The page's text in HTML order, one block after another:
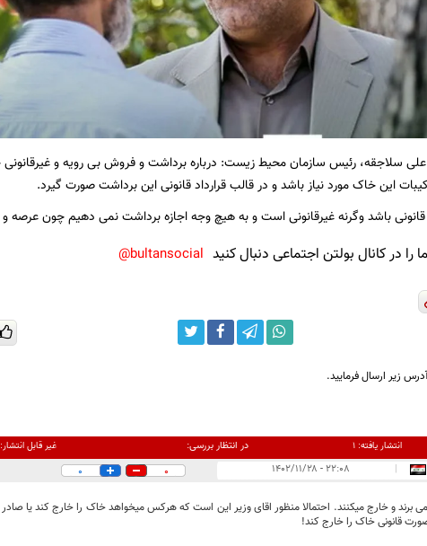
علی سلاجقه، رئیس سازمان محیط زیست: درباره برداشت و فروش بی رویه و
این خاک مورد نیاز باشد و در قالب قرارداد قانونی این برداشت صورت گیرد.
قانونی باشد وگرنه غیرقانونی است و به هیچ وجه اجازه برداشت نمی دهیم چون
در کانال بولتن اجتماعی دنبال کنید bultansocial@
زیر ارسال فرمایید.
انتشار یافته:۱ در انتظار بررسی: غیر قابل انتشار:
| ۲۲:۰۸ - ۱۴۰۲/۱۱/۲۸ 0
0
و خارج میکنند. احتمالا منظور اقای وزیر این است که هرکس میخواهد خاک را خارج کند یا صادر
صورت قانونی خاک را خارج کند!